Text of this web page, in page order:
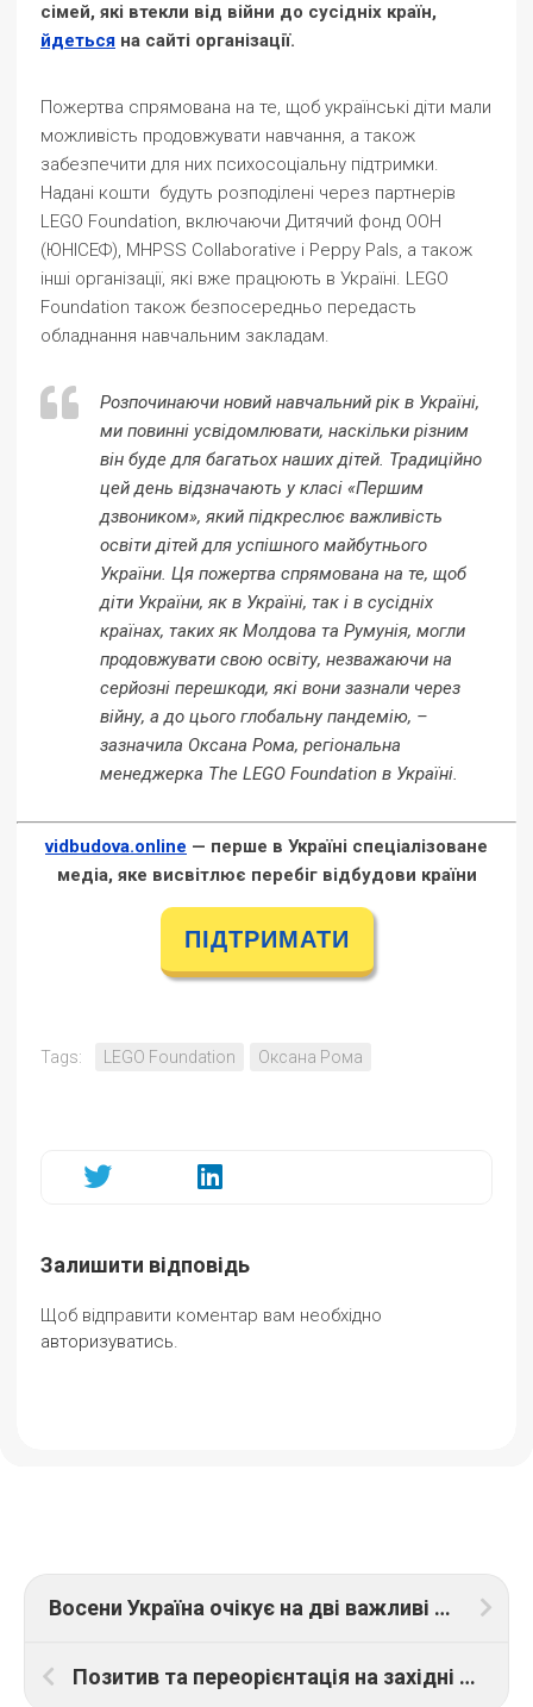
сімей, які втекли від війни до сусідніх країн,
йдеться на сайті організації.
Пожертва спрямована на те, щоб українські діти мали
можливість продовжувати навчання, а також
забезпечити для них психосоціальну підтримки.
Надані кошти будуть розподілені через партнерів
LEGO Foundation, включаючи Дитячий фонд ООН
(ЮНІСЕФ), MHPSS Collaborative і Peppy Pals, а також
інші організації, які вже працюють в Україні. LEGO
Foundation також безпосередньо передасть
обладнання навчальним закладам.
Розпочинаючи новий навчальний рік в Україні,
ми повинні усвідомлювати, наскільки різним
він буде для багатьох наших дітей. Традиційно
цей день відзначають у класі «Першим
дзвоником», який підкреслює важливість
освіти дітей для успішного майбутнього
України. Ця пожертва спрямована на те, щоб
діти України, як в Україні, так і в сусідніх
країнах, таких як Молдова та Румунія, могли
продовжувати свою освіту, незважаючи на
серйозні перешкоди, які вони зазнали через
війну, а до цього глобальну пандемію, –
зазначила Оксана Рома, регіональна
менеджерка The LEGO Foundation в Україні.
vidbudova.online — перше в Україні спеціалізоване
медіа, яке висвітлює перебіг відбудови країни
ПІДТРИМАТИ
Tags: LEGO Foundation Оксана Рома
Залишити відповідь
Щоб відправити коментар вам необхідно
авторизуватись.
Восени Україна очікує на дві важливі події щодо фінансуванна відбудови
Позитив та переорієнтація на західні ринки: як працюють ІТ-компанії прифронтових обласних центрів